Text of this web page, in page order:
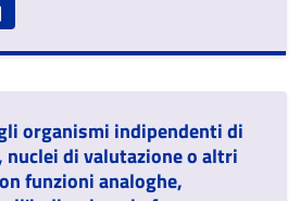
organismi indipendenti di
nuclei di valutazione o altri
funzioni analoghe,